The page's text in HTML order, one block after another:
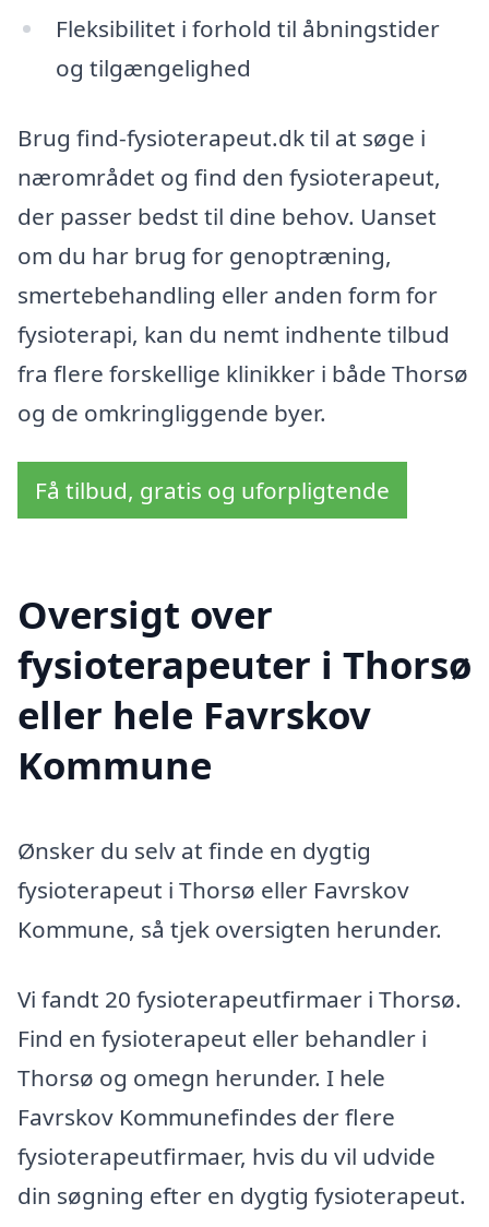
Fleksibilitet i forhold til åbningstider
og tilgængelighed
Brug find-fysioterapeut.dk til at søge i
nærområdet og find den fysioterapeut,
der passer bedst til dine behov. Uanset
om du har brug for genoptræning,
smertebehandling eller anden form for
fysioterapi, kan du nemt indhente tilbud
fra flere forskellige klinikker i både Thorsø
og de omkringliggende byer.
Få tilbud, gratis og uforpligtende
Oversigt over
fysioterapeuter i Thorsø
eller hele Favrskov
Kommune
Ønsker du selv at finde en dygtig
fysioterapeut i Thorsø eller Favrskov
Kommune, så tjek oversigten herunder.
Vi fandt 20 fysioterapeutfirmaer i Thorsø.
Find en fysioterapeut eller behandler i
Thorsø og omegn herunder. I hele
Favrskov Kommunefindes der flere
fysioterapeutfirmaer, hvis du vil udvide
din søgning efter en dygtig fysioterapeut.